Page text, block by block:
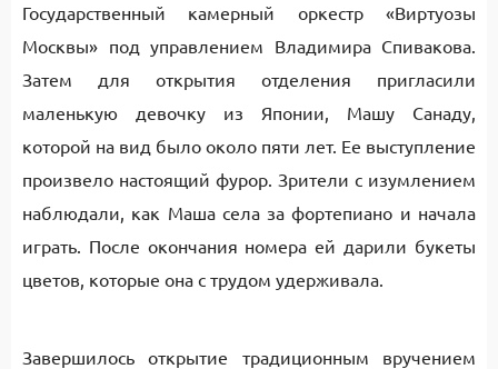
Государственный камерный оркестр «Виртуозы
Москвы» под управлением Владимира Спивакова.
Затем для открытия отделения пригласили
маленькую девочку из Японии, Машу Санаду,
которой на вид было около пяти лет. Ее выступление
произвело настоящий фурор. Зрители с изумлением
наблюдали, как Маша села за фортепиано и начала
играть. После окончания номера ей дарили букеты
цветов, которые она с трудом удерживала.
Завершилось открытие традиционным вручением